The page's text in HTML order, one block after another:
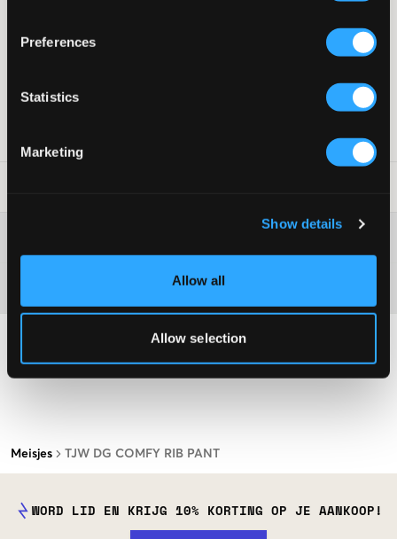
Preferences
Statistics
Marketing
Show details
Allow all
Allow selection
Meisjes TJW DG COMFY RIB PANT
Logo
Kleur: Stony Beige
WORD LID EN KRIJG 10% KORTING OP JE AANKOOP!